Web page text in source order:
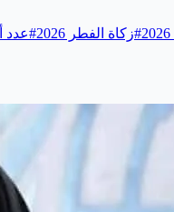
#زكاة الفطر 2026 #عدد